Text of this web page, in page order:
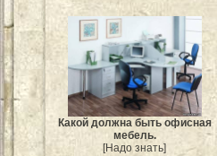
Какой должна быть офисная
мебель.
[Надо знать]